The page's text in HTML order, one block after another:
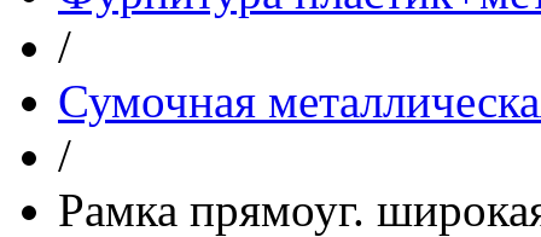
/
Сумочная
/
Рамка прямоуг.